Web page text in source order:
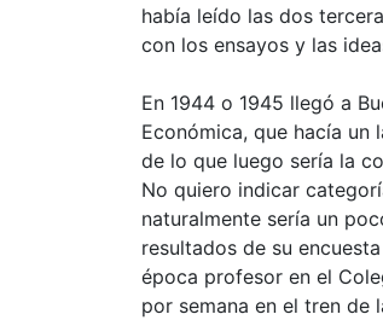
había leído las dos
con los ensayos y las
En 1944 o 1945 llegó a
Económica, que hacía
de lo que luego sería la
No quiero indicar
naturalmente sería un
resultados de su
época profesor en el
por semana en el tren de